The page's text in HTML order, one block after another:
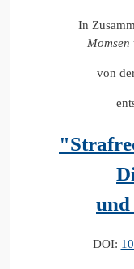
In
Momsen
von
DOI: